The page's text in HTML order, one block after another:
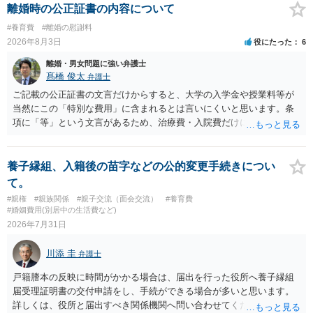
貞発覚後、長期間同居を続けると、不貞を許したとの評価につながる
離婚時の公正証書の内容について
#養育費 #離婚の慰謝料
2026年8月3日 役にたった 6
離婚・男女問題に強い弁護士
髙橋 俊太 弁護士
ご記載の公正証書の文言だけからすると、大学の入学金や授業料等が
当然にこの「特別な費用」に含まれるとは言いにくいと思います。条
項に「等」という文言があるため、治療費・入院費だけに限定される
れていますので、通常は、病気や事故によって臨時に必要となった医
療費その他これに類する特別支出を念頭に置いた条項と読むのが自然
です。したがって、大学の入学金、授業料、受験費用などの教育費に
ついてまで、「この条項があるから当然に半額を請求できる」とまで
は言いにくいと思われます。なお、通常、大学進学費用をどこまで負
担すべきかについては、離婚時の合意内容のほか、子どもの年齢、大
や費用などを踏まえて個別に検討することになります。公正証書の他
の条項において、養育費の終期についてどのように定められている
か、大学進学に関する定めの有無、「教育費」「進学費用」に関する
定めの有無等について確認する必要があると考えられます。
養子縁組、入籍後の苗字などの公的変更手続きについ
て。
#親権 #親族関係 #親子交流（面会交流）
#養育費
#婚姻費用(別居中の生活費など)
2026年7月31日
川添 圭 弁護士
戸籍謄本の反映に時間がかかる場合は、届出を行った役所へ養子縁組
届受理証明書の交付申請をし、手続ができる場合が多いと思います。
詳しくは、役所と届出すべき関係機関へ問い合わせてください。